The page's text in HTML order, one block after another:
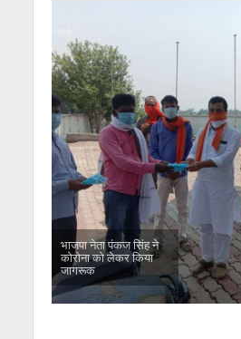
भाजपा नेता पंकज सिंह ने
कोरोना को लेकर किया
जागरूक